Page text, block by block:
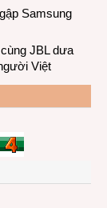
Samsung
JBL dưa
Việt